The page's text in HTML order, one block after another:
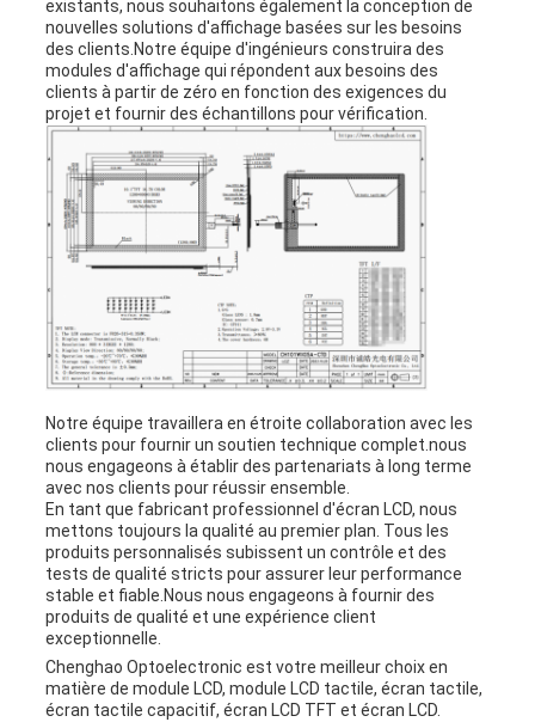
existants, nous souhaitons également la conception de
nouvelles solutions d'affichage basées sur les besoins
des clients.Notre équipe d'ingénieurs construira des
modules d'affichage qui répondent aux besoins des
clients à partir de zéro en fonction des exigences du
projet et fournir des échantillons pour vérification.
Notre équipe travaillera en étroite collaboration avec les
clients pour fournir un soutien technique complet.nous
nous engageons à établir des partenariats à long terme
avec nos clients pour réussir ensemble.
En tant que fabricant professionnel d'écran LCD, nous
mettons toujours la qualité au premier plan. Tous les
produits personnalisés subissent un contrôle et des
tests de qualité stricts pour assurer leur performance
stable et fiable.Nous nous engageons à fournir des
produits de qualité et une expérience client
exceptionnelle.
Chenghao Optoelectronic est votre meilleur choix en
matière de module LCD, module LCD tactile, écran tactile,
écran tactile capacitif, écran LCD TFT et écran LCD.